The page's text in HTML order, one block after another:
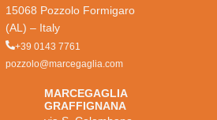
15068 Pozzolo Formigaro
(AL) – Italy
+39 0143 7761
pozzolo@marcegaglia.com
MARCEGAGLIA
GRAFFIGNANA